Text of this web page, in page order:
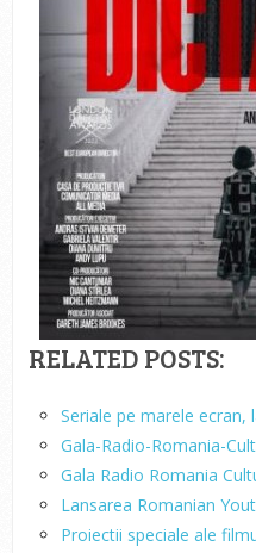
RELATED POSTS:
Seriale pe marele ecran,
Gala-Radio-Romania-
Gala Radio Romania
Lansarea Romanian
Proiectii speciale ale